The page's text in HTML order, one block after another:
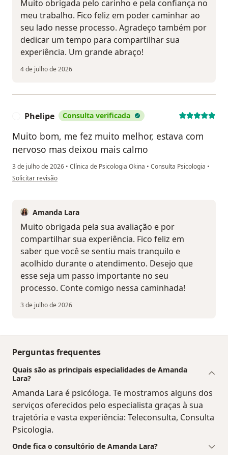
Muito obrigada pelo carinho e pela confiança no
meu trabalho. Fico feliz em poder caminhar ao
seu lado nesse processo. Agradeço também por
dedicar um tempo para compartilhar sua
experiência. Um grande abraço!
4 de julho de 2026
Phelipe Consulta verificada
Muito bom, me fez muito melhor, estava com
nervoso mas deixou mais calmo
3 de julho de 2026 • Clínica de Psicologia Okina • Consulta Psicologia •
na opinião do utilizador Phelipe
Solicitar revisão
Amanda Lara
Muito obrigada pela sua avaliação e por
compartilhar sua experiência. Fico feliz em
saber que você se sentiu mais tranquilo e
acolhido durante o atendimento. Desejo que
esse seja um passo importante no seu
processo. Conte comigo nessa caminhada!
3 de julho de 2026
Perguntas frequentes
Quais são as principais especialidades de Amanda
Lara?
Amanda Lara é psicóloga. Te mostramos alguns dos
serviços oferecidos pelo especialista graças à sua
trajetória e vasta experiência: Teleconsulta, Consulta
Psicologia.
Onde fica o consultório de Amanda Lara?